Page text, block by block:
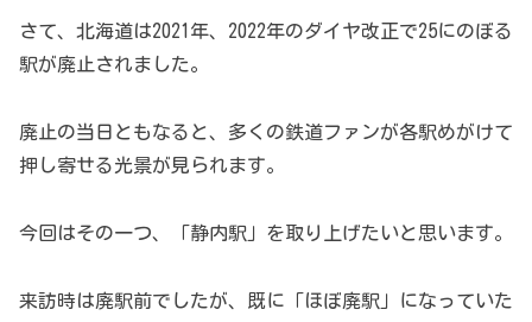
さて、北海道は2021年、2022年のダイヤ改正で25にのぼる
駅が廃止されました。
廃止の当日ともなると、多くの鉄道ファンが各駅めがけて
押し寄せる光景が見られます。
今回はその一つ、「静内駅」を取り上げたいと思います。
来訪時は廃駅前でしたが、既に「ほぼ廃駅」になっていた